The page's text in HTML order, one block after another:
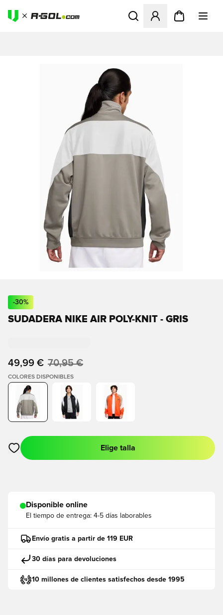
Abre un modal para iniciar
-30%
SUDADERA NIKE AIR POLY-KNIT - GRIS
49,99 € 70,95 €
COLORES DISPONIBLES
Abre un modal para iniciar sesión o registrarse como miembro
Elige talla
Disponible online
El tiempo de entrega: 4-5 días laborables
Envío gratis a partir de 119 EUR
30 días para devoluciones
10 millones de clientes satisfechos desde 1995